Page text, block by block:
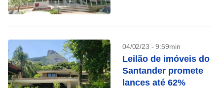
04/02/23 - 9:59min
Leilão de imóveis do
Santander promete
lances até 62%